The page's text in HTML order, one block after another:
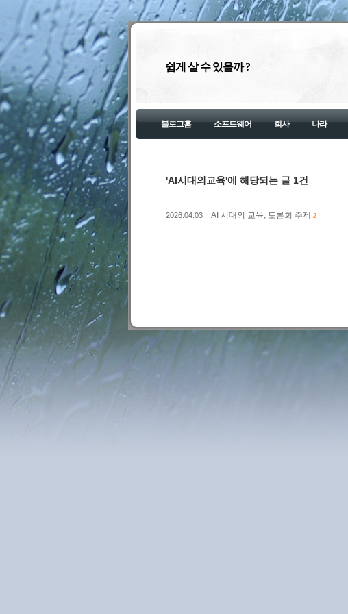
쉽게 살 수 있을까 ?
블로그홈 소프트웨어 회사 나라
'AI시대의교육'에 해당되는 글 1건
2026.04.03 AI 시대의 교육, 토론회 주제 2